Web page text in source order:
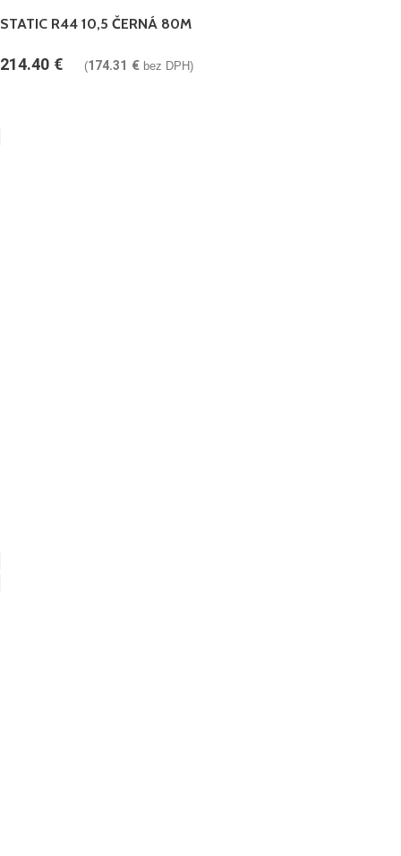
STATIC R44 10,5 ČERNÁ 80M
214.40 € (174.31 € bez DPH)